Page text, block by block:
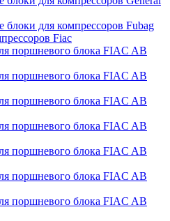
для компрессоров Fubag
Fiac
поршневого блока FIAC AB
поршневого блока FIAC AB
поршневого блока FIAC AB
поршневого блока FIAC AB
поршневого блока FIAC AB
поршневого блока FIAC AB
поршневого блока FIAC AB